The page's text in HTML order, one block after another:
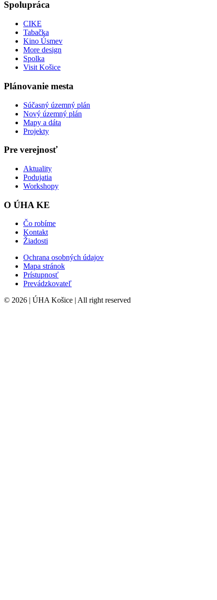
Spolupráca
CIKE
Tabačka
Kino Úsmev
More design
Spolka
Visit Košice
Plánovanie mesta
Súčasný územný plán
Nový územný plán
Mapy a dáta
Projekty
Pre verejnosť
Aktuality
Podujatia
Workshopy
O ÚHA KE
Čo robíme
Kontakt
Žiadosti
Ochrana osobných údajov
Mapa stránok
Prístupnosť
Prevádzkovateľ
© 2026 | ÚHA Košice | All right reserved